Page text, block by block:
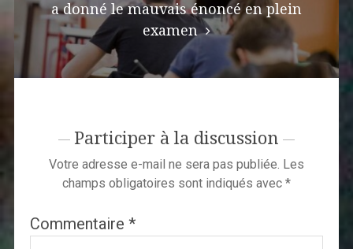
a donné le mauvais énoncé en plein
examen
Participer à la discussion
Votre adresse e-mail ne sera pas publiée. Les
champs obligatoires sont indiqués avec *
Commentaire *